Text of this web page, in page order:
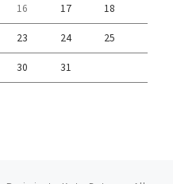
16 17 18
23 24 25
30
31